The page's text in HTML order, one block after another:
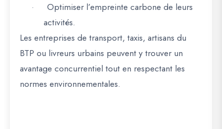
· Optimiser l’empreinte carbone de leurs
activités.
Les entreprises de transport, taxis, artisans du
BTP ou livreurs urbains peuvent y trouver un
avantage concurrentiel tout en respectant les
normes environnementales.